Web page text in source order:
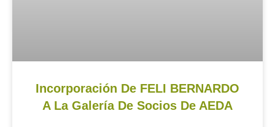
Incorporación De FELI BERNARDO
A La Galería De Socios De AEDA